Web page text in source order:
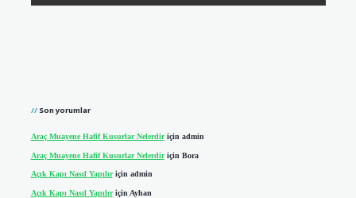
Son yorumlar
Araç Muayene Hafif Kusurlar Nelerdiriçin admin
Araç Muayene Hafif Kusurlar Nelerdiriçin Bora
Açık Kapı Nasıl Yapılıriçin admin
Açık Kapı Nasıl Yapılıriçin Ayhan